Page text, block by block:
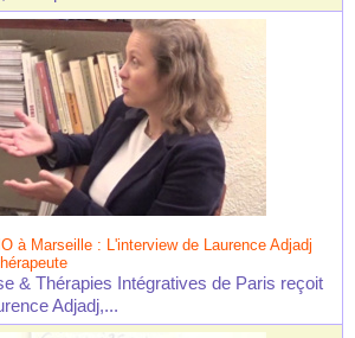
à Marseille : L'interview de Laurence Adjadj
& Thérapies Intégratives de Paris reçoit
Adjadj,...